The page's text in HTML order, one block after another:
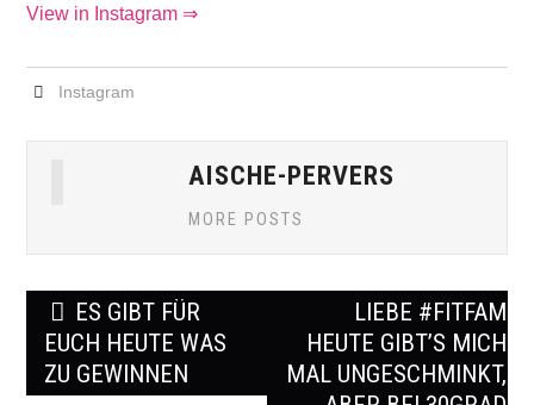
View in Instagram ⇒
Instagram
AISCHE-PERVERS
MORE POSTS
Post
navigation
ES GIBT FÜR
EUCH HEUTE WAS
ZU GEWINNEN
LIEBE #FITFAM
HEUTE GIBT’S MICH
MAL UNGESCHMINKT,